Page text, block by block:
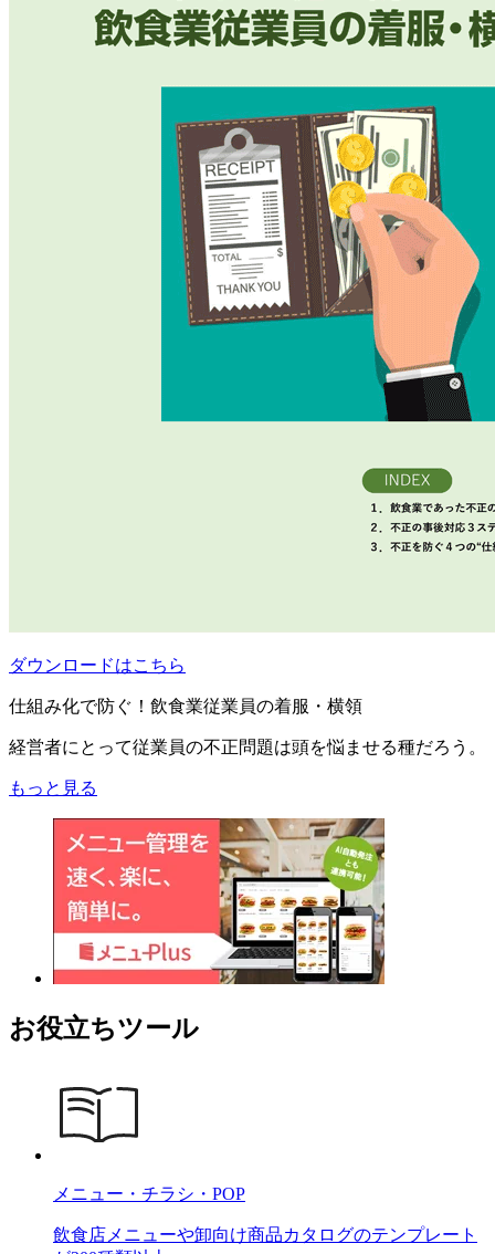
ダウンロードはこちら
仕組み化で防ぐ！飲食業従業員の着服・横領
経営者にとって従業員の不正問題は頭を悩ませる種だろう。
もっと見る
お役立ちツール
メニュー・チラシ・POP
飲食店メニューや卸向け商品カタログのテンプレート